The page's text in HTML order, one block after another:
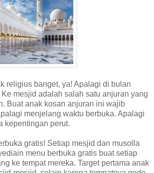
religius banget, ya! Apalagi di bulan
mesjid adalah salah satu anjuran yang
Buat anak kosan anjuran ini wajib
menjelang waktu berbuka. Apalagi
kepentingan perut.
gratis! Setiap mesjid dan musolla
menu berbuka gratis buat setiap
ke tempat mereka. Target pertama anak